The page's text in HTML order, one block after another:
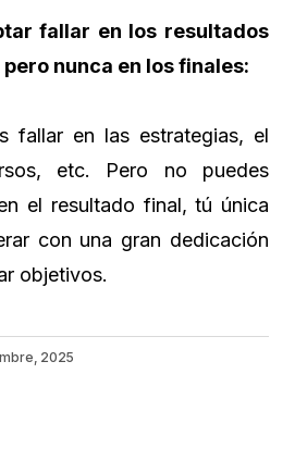
fallar en los resultados
nunca en los finales:
fallar en las estrategias, el
etc. Pero no puedes
el resultado final, tú única
con una gran dedicación
objetivos.
2025